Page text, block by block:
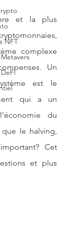
NFT
et la plus
complexe
Un
est le
qui a un
du
le halving,
Cet
et plus